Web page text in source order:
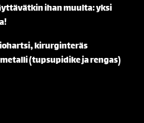
ihan muulta: yksi
kirurginteräs
(tupsupidike ja rengas)